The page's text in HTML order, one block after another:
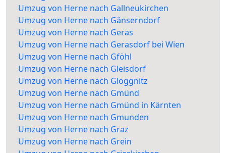
Umzug von Herne nach Gallneukirchen
Umzug von Herne nach Gänserndorf
Umzug von Herne nach Geras
Umzug von Herne nach Gerasdorf bei Wien
Umzug von Herne nach Gföhl
Umzug von Herne nach Gleisdorf
Umzug von Herne nach Gloggnitz
Umzug von Herne nach Gmünd
Umzug von Herne nach Gmünd in Kärnten
Umzug von Herne nach Gmunden
Umzug von Herne nach Graz
Umzug von Herne nach Grein